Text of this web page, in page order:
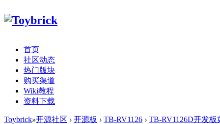
首页
社区动态
热门版块
购买渠道
Wiki教程
资料下载
Toybrick»开源社区 › 开源板 › TB-RV1126 › TB-RV1126D开发板